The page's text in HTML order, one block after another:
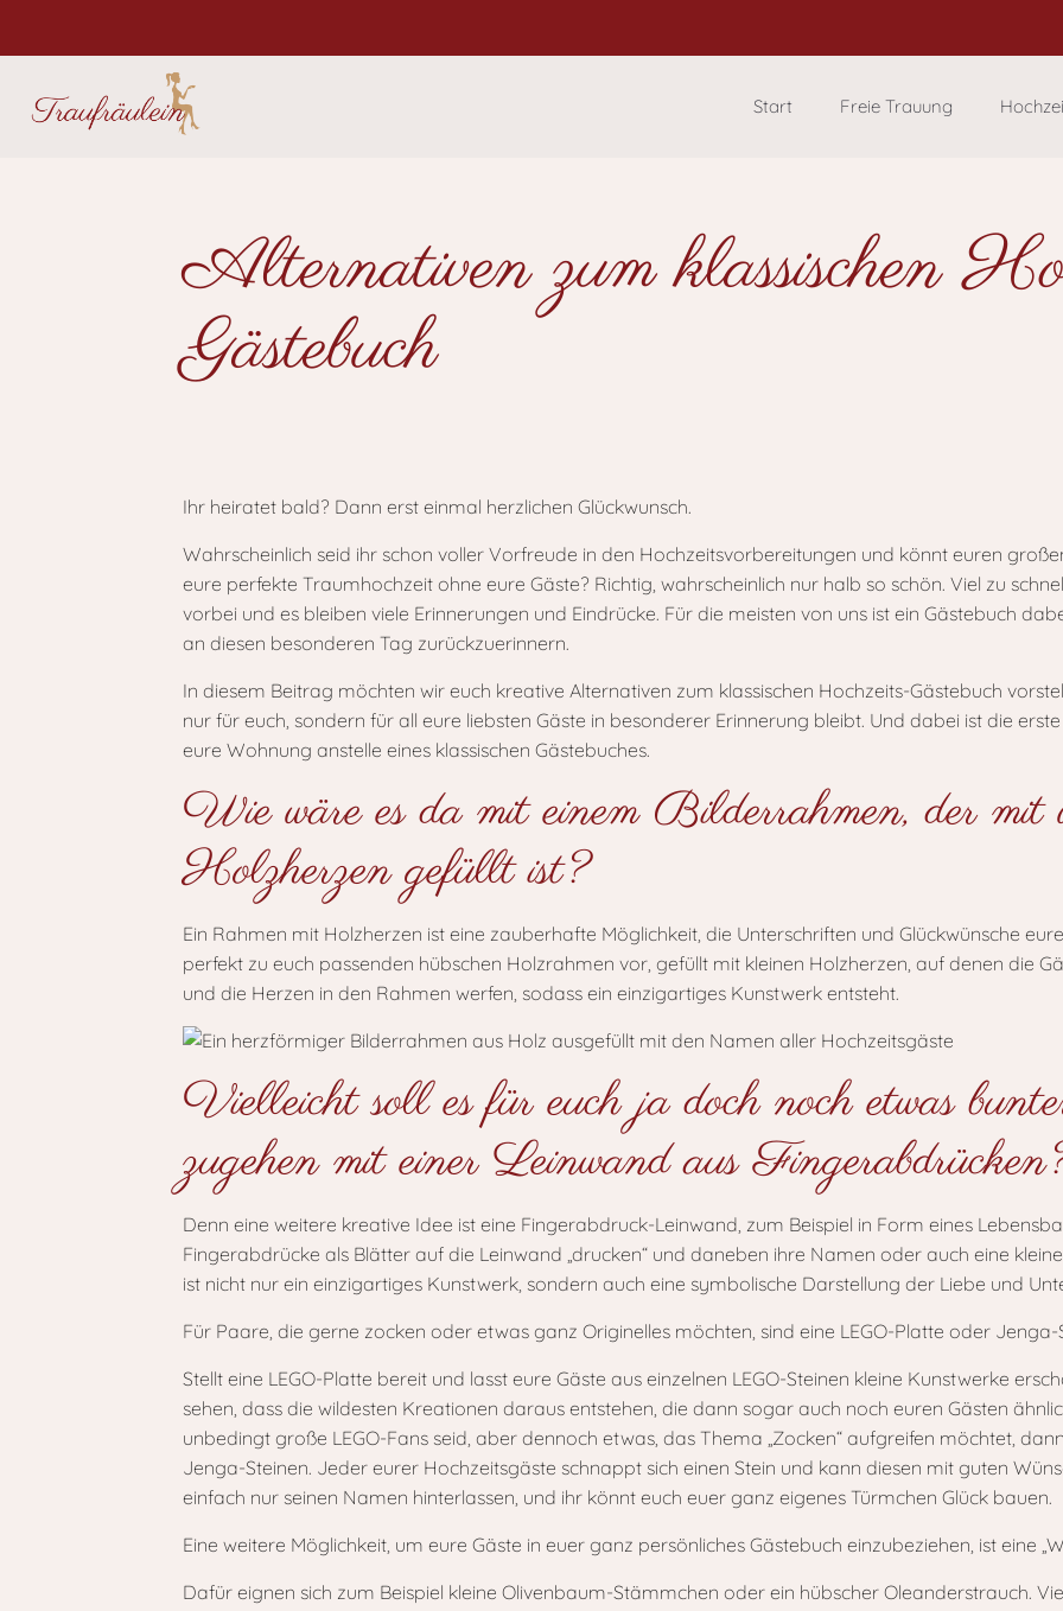
Start Freie Trauung
Alternativen zum klassischen
Gästebuch
Ihr heiratet bald? Dann erst einmal herzlichen Glückwunsch.
Wahrscheinlich seid ihr schon voller Vorfreude in den Hochzeitsvorbereitungen und könnt euren
eure perfekte Traumhochzeit ohne eure Gäste? Richtig, wahrscheinlich nur halb so schön. Viel zu
vorbei und es bleiben viele Erinnerungen und Eindrücke. Für die meisten von uns ist ein Gästebuch
an diesen besonderen Tag zurückzuerinnern.
In diesem Beitrag möchten wir euch kreative Alternativen zum klassischen Hochzeits-Gästebuch
nur für euch, sondern für all eure liebsten Gäste in besonderer Erinnerung bleibt. Und dabei ist die
eure Wohnung anstelle eines klassischen Gästebuches.
Wie wäre es da mit einem Bilderrahmen, der mit
Holzherzen gefüllt ist?
Ein Rahmen mit Holzherzen ist eine zauberhafte Möglichkeit, die Unterschriften und Glückwünsche
perfekt zu euch passenden hübschen Holzrahmen vor, gefüllt mit kleinen Holzherzen, auf denen die
und die Herzen in den Rahmen werfen, sodass ein einzigartiges Kunstwerk entsteht.
Vielleicht soll es für euch ja doch noch etwas
zugehen mit einer Leinwand aus
Denn eine weitere kreative Idee ist eine Fingerabdruck-Leinwand, zum Beispiel in Form eines
Fingerabdrücke als Blätter auf die Leinwand „drucken“ und daneben ihre Namen oder auch eine
ist nicht nur ein einzigartiges Kunstwerk, sondern auch eine symbolische Darstellung der Liebe und
Für Paare, die gerne zocken oder etwas ganz Originelles möchten, sind eine LEGO-Platte oder
Stellt eine LEGO-Platte bereit und lasst eure Gäste aus einzelnen LEGO-Steinen kleine Kunstwerke
sehen, dass die wildesten Kreationen daraus entstehen, die dann sogar auch noch euren Gästen
unbedingt große LEGO-Fans seid, aber dennoch etwas, das Thema „Zocken“ aufgreifen möchtet,
Jenga-Steinen. Jeder eurer Hochzeitsgäste schnappt sich einen Stein und kann diesen mit guten
einfach nur seinen Namen hinterlassen, und ihr könnt euch euer ganz eigenes Türmchen Glück bauen.
Eine weitere Möglichkeit, um eure Gäste in euer ganz persönliches Gästebuch einzubeziehen, ist eine
Dafür eignen sich zum Beispiel kleine Olivenbaum-Stämmchen oder ein hübscher Oleanderstrauch.